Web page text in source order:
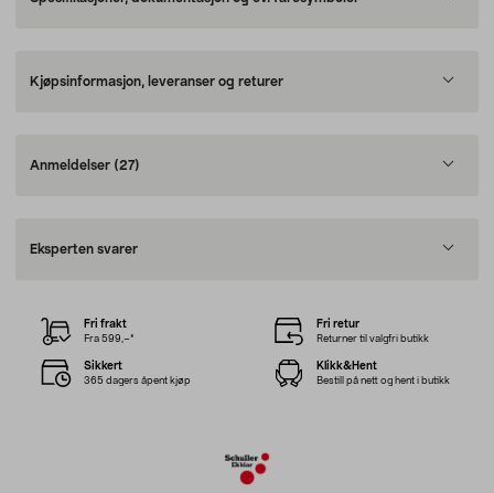
Kjøpsinformasjon, leveranser og returer
Anmeldelser (27)
Eksperten svarer
Fri frakt
Fra 599,–*
Fri retur
Returner til valgfri butikk
Sikkert
365 dagers åpent kjøp
Klikk&Hent
Bestill på nett og hent i butikk